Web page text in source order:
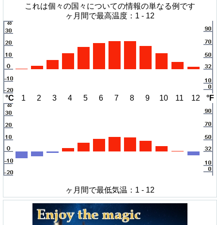
これは個々の国々についての情報の単なる例です
ヶ月間で最高温度：1 - 12
°C 1 2 3 4 5 6 7 8 9 10 11 12 °F
ヶ月間で最低気温：1 - 12